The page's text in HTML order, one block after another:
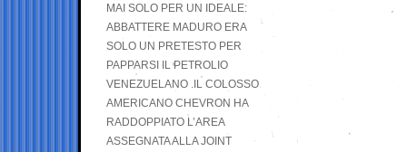
MAI SOLO PER UN IDEALE:
ABBATTERE MADURO ERA
SOLO UN PRETESTO PER
PAPPARSI IL PETROLIO
VENEZUELANO .IL COLOSSO
AMERICANO CHEVRON HA
RADDOPPIATO L’AREA
ASSEGNATA ALLA JOINT